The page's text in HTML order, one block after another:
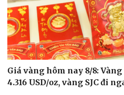
Giá vàng hôm nay 8/8:
4.316 USD/oz, vàng SJC đi